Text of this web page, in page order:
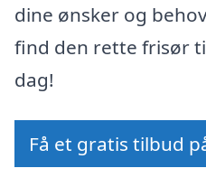
dine ønsker og
find den rette frisør
dag!
Få et gratis tilbud